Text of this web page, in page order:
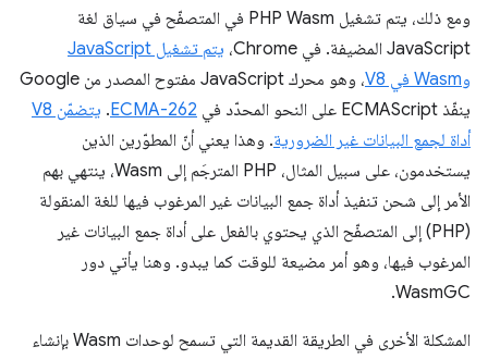
ومع ذلك، يتم تشغيل PHP Wasm في المتصفّح في سياق لغة
JavaScript المضيفة. في Chrome،
يتم تشغيل JavaScript
وWasm في V8
، وهو محرك JavaScript مفتوح المصدر من Google
ينفّذ ECMAScript على النحو المحدّد في
ECMA-262
.
يتضمّن V8
أداة لجمع البيانات غير الضرورية. وهذا يعني أنّ المطوّرين الذين
يستخدمون، على سبيل المثال، PHP المترجَم إلى Wasm، ينتهي بهم
الأمر إلى شحن تنفيذ أداة جمع البيانات غير المرغوب فيها للغة المنقولة
(PHP) إلى المتصفّح الذي يحتوي بالفعل على أداة جمع البيانات غير
المرغوب فيها، وهو أمر مضيعة للوقت كما يبدو. وهنا يأتي دور
WasmGC.
المشكلة الأخرى في الطريقة القديمة التي تسمح لوحدات Wasm بإنشاء